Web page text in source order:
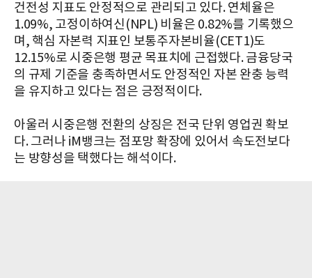
건전성 지표도 안정적으로 관리되고 있다. 연체율은
1.09%, 고정이하여신(NPL) 비율은 0.82%를 기록했으
며, 핵심 자본력 지표인 보통주자본비율(CET1)도
12.15%로 시중은행 평균 목표치에 근접했다. 금융당국
의 규제 기준을 충족하면서도 안정적인 자본 완충 능력
을 유지하고 있다는 점은 긍정적이다.
아울러 시중은행 전환의 상징은 전국 단위 영업권 확보
다. 그러나 iM뱅크는 점포망 확장에 있어서 속도전보다
는 방향성을 택했다는 해석이다.